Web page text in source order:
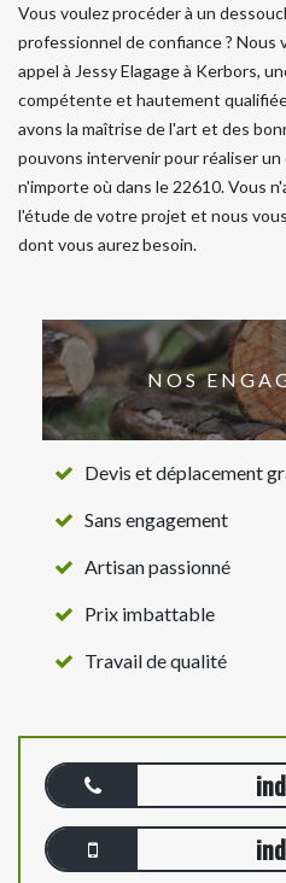
Vous voulez procéder à un
professionnel de confiance ? Nous
appel à Jessy Elagage à Kerbors,
compétente et hautement
avons la maîtrise de l'art et des
pouvons intervenir pour réaliser un
n'importe où dans le 22610. Vous
l'étude de votre projet et nous
dont vous aurez besoin.
NOS
Devis et déplacement
Sans engagement
Artisan passionné
Prix imbattable
Travail de qualité